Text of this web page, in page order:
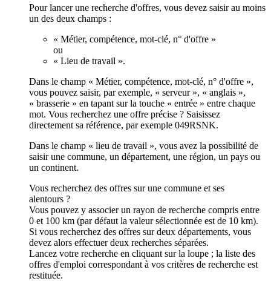
Pour lancer une recherche d'offres, vous devez saisir au moins
un des deux champs :
« Métier, compétence, mot-clé, n° d'offre »
ou
« Lieu de travail ».
Dans le champ « Métier, compétence, mot-clé, n° d'offre »,
vous pouvez saisir, par exemple, « serveur », « anglais »,
« brasserie » en tapant sur la touche « entrée » entre chaque
mot. Vous recherchez une offre précise ? Saisissez
directement sa référence, par exemple 049RSNK.
Dans le champ « lieu de travail », vous avez la possibilité de
saisir une commune, un département, une région, un pays ou
un continent.
Vous recherchez des offres sur une commune et ses
alentours ?
Vous pouvez y associer un rayon de recherche compris entre
0 et 100 km (par défaut la valeur sélectionnée est de 10 km).
Si vous recherchez des offres sur deux départements, vous
devez alors effectuer deux recherches séparées.
Lancez votre recherche en cliquant sur la loupe ; la liste des
offres d'emploi correspondant à vos critères de recherche est
restituée.